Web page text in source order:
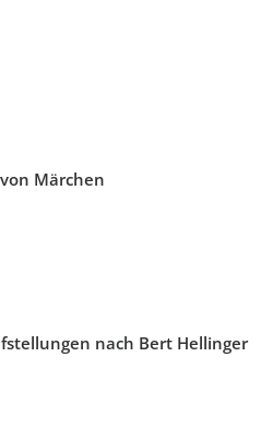
Märchen
nach Bert Hellinger